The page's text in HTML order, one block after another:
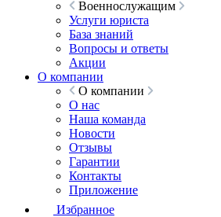
Военнослужащим
Услуги юриста
База знаний
Вопросы и ответы
Акции
О компании
О компании
О нас
Наша команда
Новости
Отзывы
Гарантии
Контакты
Приложение
Избранное